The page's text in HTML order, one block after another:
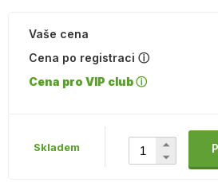
Vaše cena
Cena po registraci ⓘ
Cena pro VIP club ⓘ
Skladem